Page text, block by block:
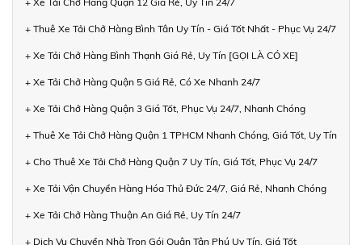
+ Thuê Xe Tải Chở Hàng Bình Tân Uy Tín - Giá Tốt Nhất - Phục Vụ 24/7
+ Xe Tải Chở Hàng Bình Thạnh Giá Rẻ, Uy Tín [GỌI LÀ CÓ XE]
+ Xe Tải Chở Hàng Quận 5 Giá Rẻ, Có Xe Nhanh 24/7
+ Xe Tải Chở Hàng Quận 3 Giá Tốt, Phục Vụ 24/7, Nhanh Chóng
+ Thuê Xe Tải Chở Hàng Quận 1 TPHCM Nhanh Chóng, Giá Tốt, Uy Tín
+ Cho Thuê Xe Tải Chở Hàng Quận 7 Uy Tín, Giá Tốt, Phục Vụ 24/7
+ Xe Tải Vận Chuyển Hàng Hóa Thủ Đức 24/7, Giá Rẻ, Nhanh Chóng
+ Xe Tải Chở Hàng Thuận An Giá Rẻ, Uy Tín 24/7
+ Dịch Vụ Chuyển Nhà Trọn Gói Quận Tân Phú Uy Tín, Giá Tốt